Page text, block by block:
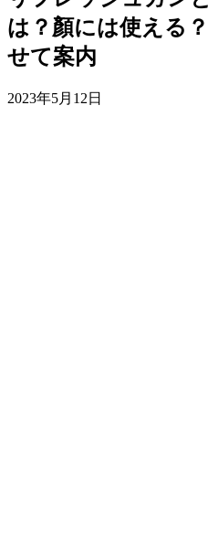
は？顏には使える
せて案内
2023年5月12日